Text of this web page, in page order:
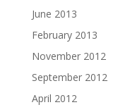
June 2013
February 2013
November 2012
September 2012
April 2012